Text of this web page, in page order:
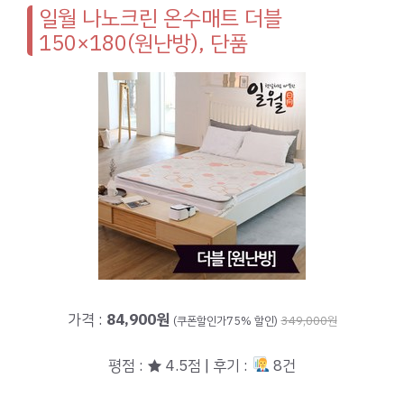
일월 나노크린 온수매트 더블
150×180(원난방), 단품
가격 : 84,900원 (쿠폰할인가75% 할인) 349,000원
평점 : ★ 4.5점 | 후기 : 8건